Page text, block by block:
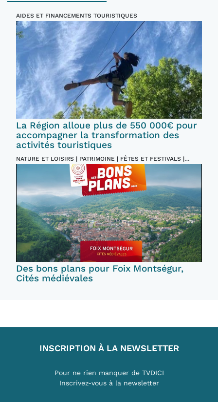
AIDES ET FINANCEMENTS TOURISTIQUES
La Région alloue plus de 550 000€ pour
accompagner la transformation des
activités touristiques
NATURE ET LOISIRS | PATRIMOINE | FÊTES ET FESTIVALS |
INCONTOURNABLES
Des bons plans pour Foix Montségur,
Cités médiévales
INSCRIPTION À LA NEWSLETTER
Pour ne rien manquer de TVDICI
Inscrivez-vous à la newsletter